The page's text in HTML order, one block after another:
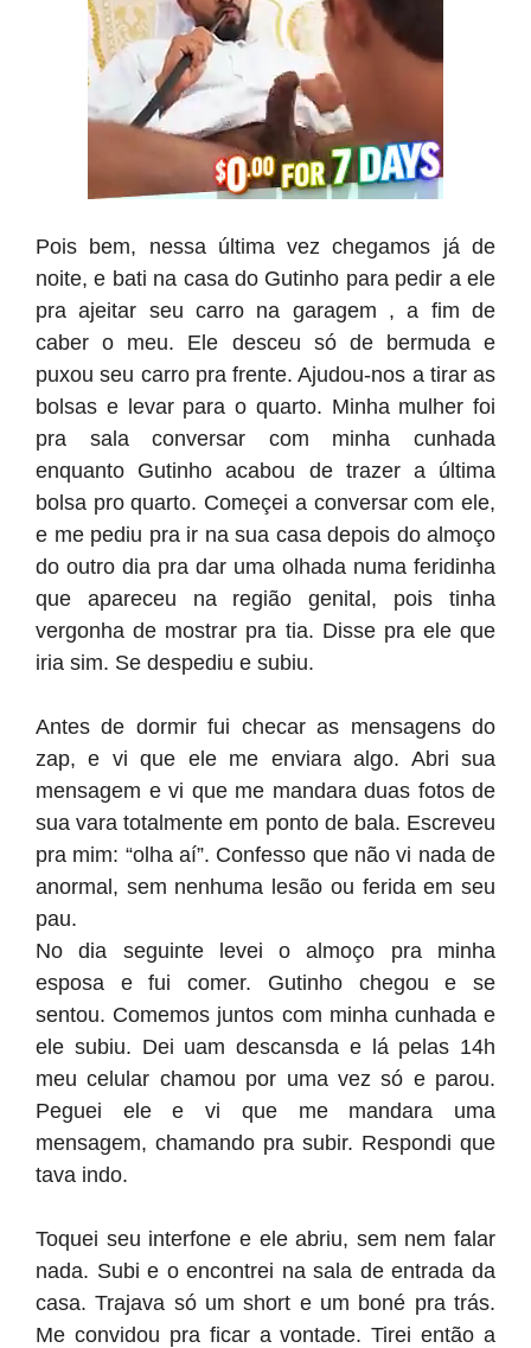
Pois bem, nessa última vez chegamos já de
noite, e bati na casa do Gutinho para pedir a ele
pra ajeitar seu carro na garagem , a fim de
caber o meu. Ele desceu só de bermuda e
puxou seu carro pra frente. Ajudou-nos a tirar as
bolsas e levar para o quarto. Minha mulher foi
pra sala conversar com minha cunhada
enquanto Gutinho acabou de trazer a última
bolsa pro quarto. Começei a conversar com ele,
e me pediu pra ir na sua casa depois do almoço
do outro dia pra dar uma olhada numa feridinha
que apareceu na região genital, pois tinha
vergonha de mostrar pra tia. Disse pra ele que
iria sim. Se despediu e subiu.
Antes de dormir fui checar as mensagens do
zap, e vi que ele me enviara algo. Abri sua
mensagem e vi que me mandara duas fotos de
sua vara totalmente em ponto de bala. Escreveu
pra mim: “olha aí”. Confesso que não vi nada de
anormal, sem nenhuma lesão ou ferida em seu
pau.
No dia seguinte levei o almoço pra minha
esposa e fui comer. Gutinho chegou e se
sentou. Comemos juntos com minha cunhada e
ele subiu. Dei uam descansda e lá pelas 14h
meu celular chamou por uma vez só e parou.
Peguei ele e vi que me mandara uma
mensagem, chamando pra subir. Respondi que
tava indo.
Toquei seu interfone e ele abriu, sem nem falar
nada. Subi e o encontrei na sala de entrada da
casa. Trajava só um short e um boné pra trás.
Me convidou pra ficar a vontade. Tirei então a